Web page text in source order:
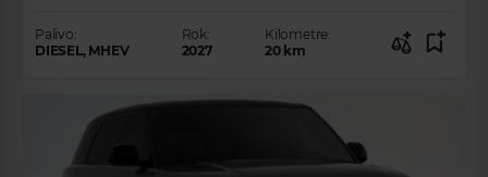
Palivo:
DIESEL, MHEV
Rok:
2027
Kilometre:
20 km